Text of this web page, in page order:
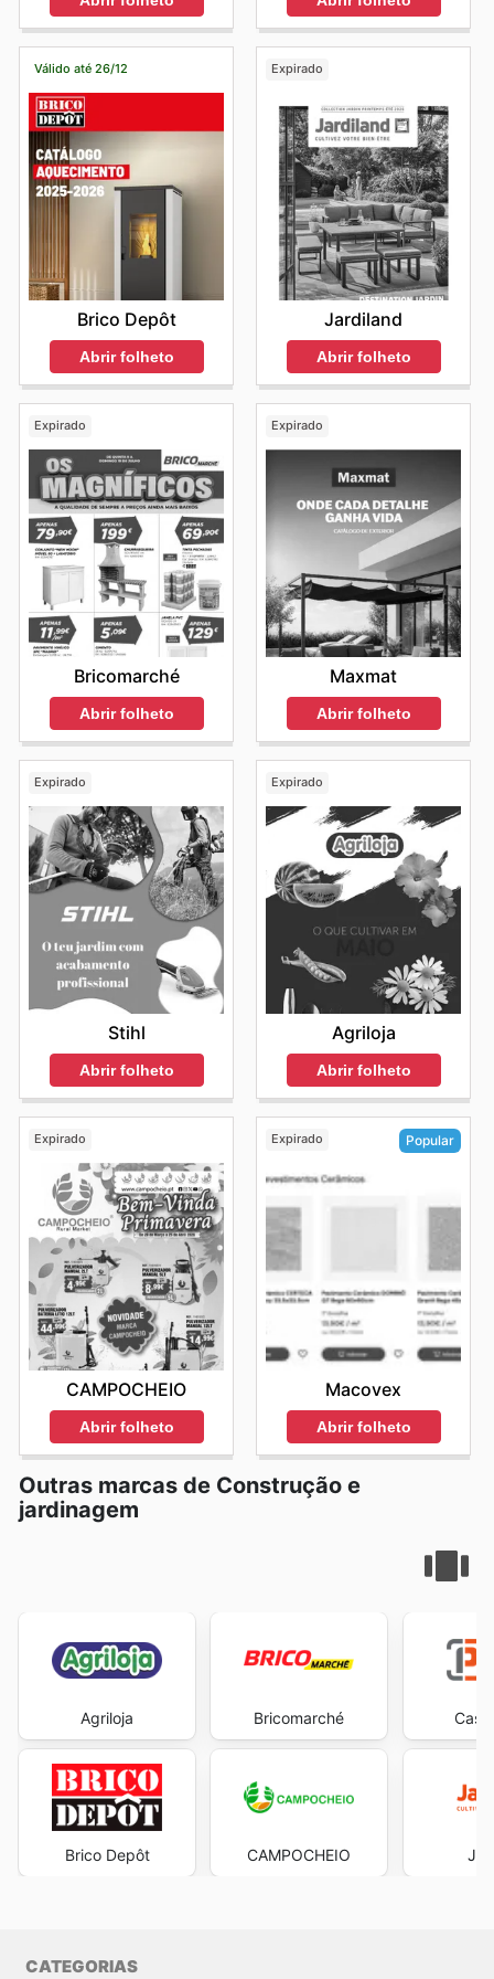
Válido até 26/12
Brico Depôt
Abrir folheto
Expirado
Jardiland
Abrir folheto
Expirado
Bricomarché
Abrir folheto
Expirado
Maxmat
Abrir folheto
Expirado
Stihl
Abrir folheto
Expirado
Agriloja
Abrir folheto
Expirado
CAMPOCHEIO
Abrir folheto
Expirado Popular
Macovex
Abrir folheto
Outras marcas de Construção e
jardinagem
Agriloja
Brico Depôt
Bricomarché
CAMPOCHEIO
CATEGORIAS